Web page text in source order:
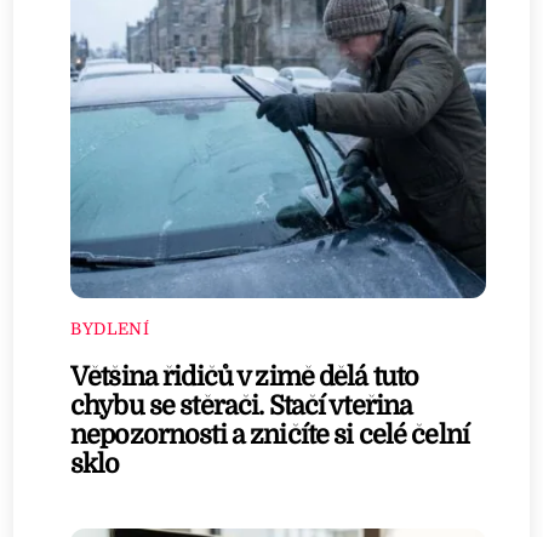
BYDLENÍ
Většina řidičů v zimě dělá tuto
chybu se stěrači. Stačí vteřina
nepozornosti a zničíte si celé čelní
sklo